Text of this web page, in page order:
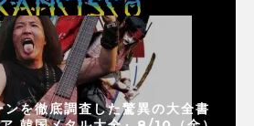
を徹底調査した驚異の大全書